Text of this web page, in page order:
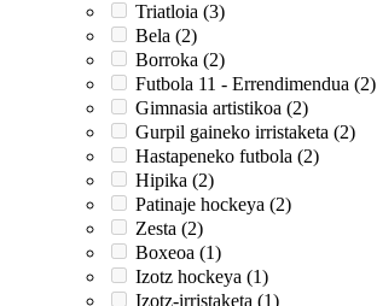
Triatloia (3)
Bela (2)
Borroka (2)
Futbola 11 - Errendimendua (2)
Gimnasia artistikoa (2)
Gurpil gaineko irristaketa (2)
Hastapeneko futbola (2)
Hipika (2)
Patinaje hockeya (2)
Zesta (2)
Boxeoa (1)
Izotz hockeya (1)
Izotz-irristaketa (1)